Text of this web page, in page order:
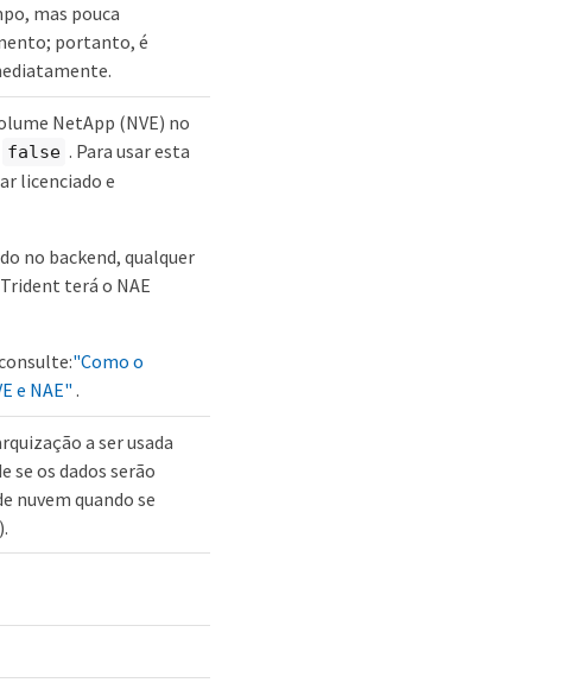
mas pouca
portanto, é
NetApp (NVE) no
false . Para usar esta
licenciado e
no backend, qualquer
terá o NAE
"Como o
e NAE".
a ser usada
se os dados serão
nuvem quando se